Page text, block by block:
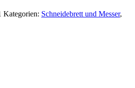
Kategorien: Schneidebrett und Messer,